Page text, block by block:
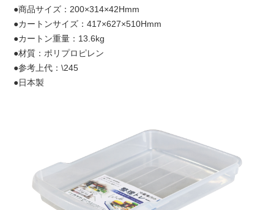
●商品サイズ：200×314×42Hmm
●カートンサイズ：417×627×510Hmm
●カートン重量：13.6kg
●材質：ポリプロピレン
●参考上代：\245
●日本製